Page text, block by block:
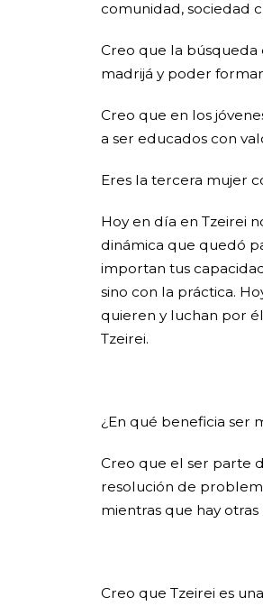
comunidad, sociedad
Creo que la búsqueda
madrijá y poder
Creo que en los
a ser educados con
Eres la tercera mujer
Hoy en día en Tzeirei
dinámica que quedó
importan tus
sino con la práctica.
quieren y luchan por
Tzeirei.
¿En qué beneficia ser
Creo que el ser parte
resolución de
mientras que hay
Creo que Tzeirei es